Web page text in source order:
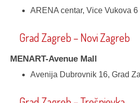
ARENA centar, Vice Vukova 6
Grad Zagreb – Novi Zagreb
MENART-Avenue Mall
Avenija Dubrovnik 16, Grad